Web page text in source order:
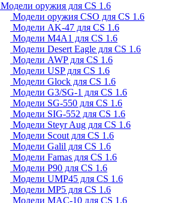
Модели оружия для CS 1.6
Модели оружия CSO для CS 1.6
Модели AK-47 для CS 1.6
Модели M4A1 для CS 1.6
Модели Desert Eagle для CS 1.6
Модели AWP для CS 1.6
Модели USP для CS 1.6
Модели Glock для CS 1.6
Модели G3/SG-1 для CS 1.6
Модели SG-550 для CS 1.6
Модели SIG-552 для CS 1.6
Модели Steyr Aug для CS 1.6
Модели Scout для CS 1.6
Модели Galil для CS 1.6
Модели Famas для CS 1.6
Модели P90 для CS 1.6
Модели UMP45 для CS 1.6
Модели MP5 для CS 1.6
Модели MAC-10 для CS 1.6